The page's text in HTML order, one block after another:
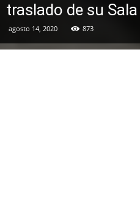
traslado de su
agosto 14, 2020 873